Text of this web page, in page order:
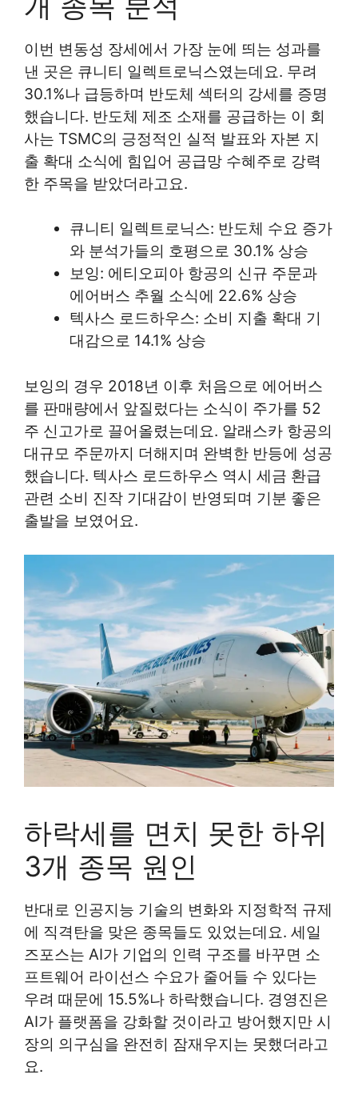
이번 변동성 장세에서 가장 눈에 띄는 성과를
낸 곳은 큐니티 일렉트로닉스였는데요. 무려
30.1%나 급등하며 반도체 섹터의 강세를 증명
했습니다. 반도체 제조 소재를 공급하는 이 회
사는 TSMC의 긍정적인 실적 발표와 자본 지
출 확대 소식에 힘입어 공급망 수혜주로 강력
한 주목을 받았더라고요.
큐니티 일렉트로닉스: 반도체 수요 증가
와 분석가들의 호평으로 30.1% 상승
보잉: 에티오피아 항공의 신규 주문과
에어버스 추월 소식에 22.6% 상승
텍사스 로드하우스: 소비 지출 확대 기
대감으로 14.1% 상승
보잉의 경우 2018년 이후 처음으로 에어버스
를 판매량에서 앞질렀다는 소식이 주가를 52
주 신고가로 끌어올렸는데요. 알래스카 항공의
대규모 주문까지 더해지며 완벽한 반등에 성공
했습니다. 텍사스 로드하우스 역시 세금 환급
관련 소비 진작 기대감이 반영되며 기분 좋은
출발을 보였어요.
하락세를 면치 못한 하위
3개 종목 원인
반대로 인공지능 기술의 변화와 지정학적 규제
에 직격탄을 맞은 종목들도 있었는데요. 세일
즈포스는 AI가 기업의 인력 구조를 바꾸면 소
프트웨어 라이선스 수요가 줄어들 수 있다는
우려 때문에 15.5%나 하락했습니다. 경영진은
AI가 플랫폼을 강화할 것이라고 방어했지만 시
장의 의구심을 완전히 잠재우지는 못했더라고
요.